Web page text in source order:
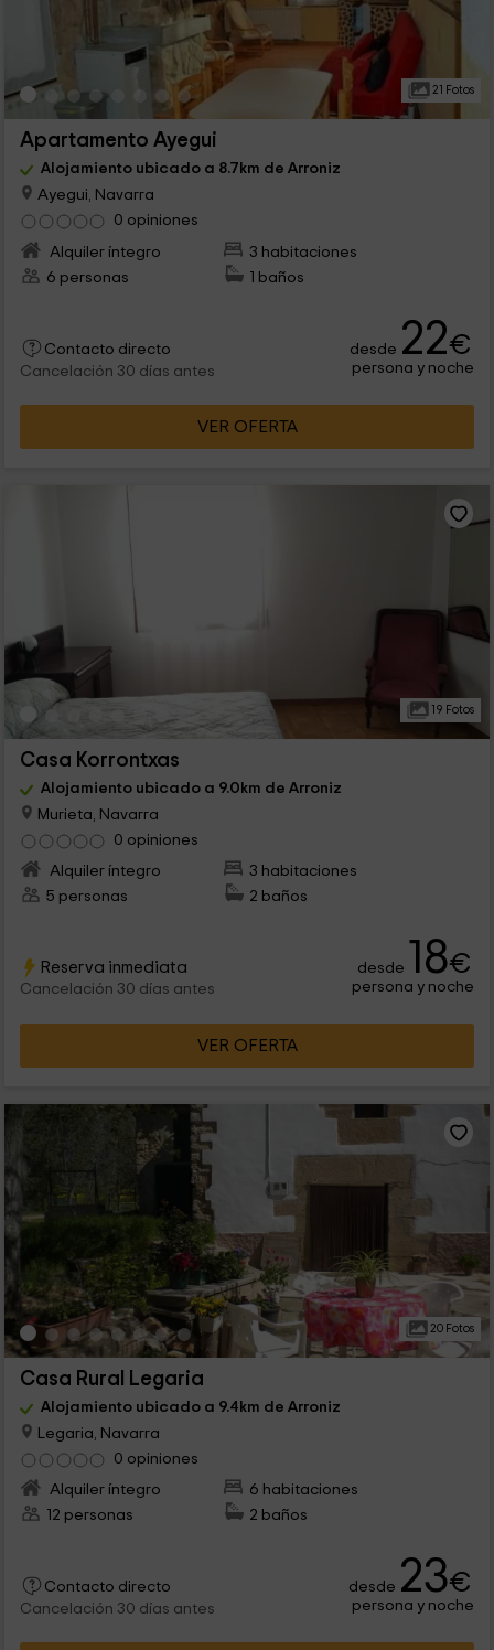
21 Fotos
Apartamento Ayegui
Alojamiento ubicado a 8.7km de Arroniz
Ayegui, Navarra
0 opiniones
Alquiler íntegro
3 habitaciones
6 personas
1 baños
Contacto directo
Cancelación 30 días antes
desde 22€
persona y noche
VER OFERTA
19 Fotos
Casa Korrontxas
Alojamiento ubicado a 9.0km de Arroniz
Murieta, Navarra
0 opiniones
Alquiler íntegro
3 habitaciones
5 personas
2 baños
Reserva inmediata
Cancelación 30 días antes
desde 18€
persona y noche
VER OFERTA
20 Fotos
Casa Rural Legaria
Alojamiento ubicado a 9.4km de Arroniz
Legaria, Navarra
0 opiniones
Alquiler íntegro
6 habitaciones
12 personas
2 baños
Contacto directo
Cancelación 30 días antes
desde 23€
persona y noche